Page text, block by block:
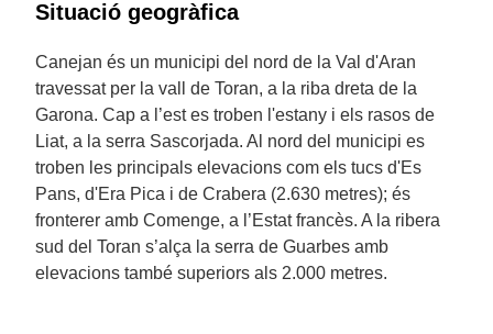
Situació geogràfica
Canejan és un municipi del nord de la Val d'Aran
travessat per la vall de Toran, a la riba dreta de la
Garona. Cap a l’est es troben l'estany i els rasos de
Liat, a la serra Sascorjada. Al nord del municipi es
troben les principals elevacions com els tucs d'Es
Pans, d'Era Pica i de Crabera (2.630 metres); és
fronterer amb Comenge, a l’Estat francès. A la ribera
sud del Toran s’alça la serra de Guarbes amb
elevacions també superiors als 2.000 metres.